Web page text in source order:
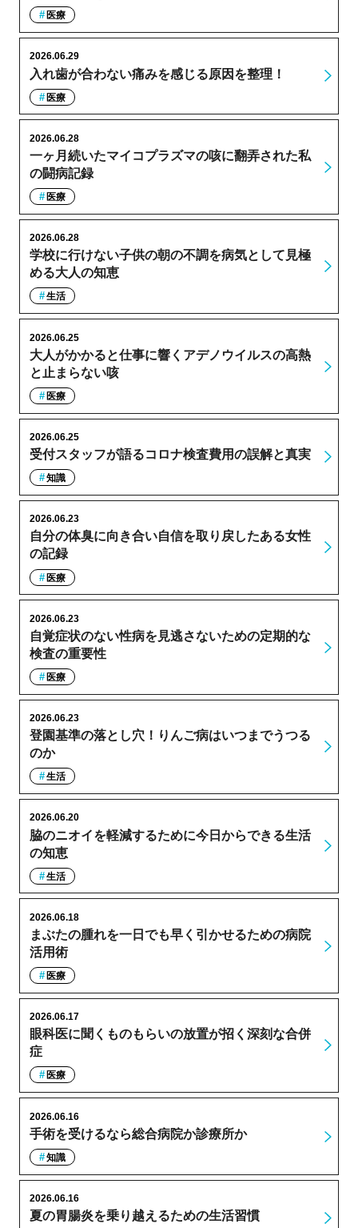
医療
入れ歯が合わない痛みを感じる原因を整理！
2026.06.29
医療
一ヶ月続いたマイコプラズマの咳に翻弄された私
の闘病記録
2026.06.28
医療
学校に行けない子供の朝の不調を病気として見極
める大人の知恵
2026.06.28
生活
大人がかかると仕事に響くアデノウイルスの高熱
と止まらない咳
2026.06.25
医療
受付スタッフが語るコロナ検査費用の誤解と真実
2026.06.25
知識
自分の体臭に向き合い自信を取り戻したある女性
の記録
2026.06.23
医療
自覚症状のない性病を見逃さないための定期的な
検査の重要性
2026.06.23
医療
登園基準の落とし穴！りんご病はいつまでうつる
のか
2026.06.23
生活
脇のニオイを軽減するために今日からできる生活
の知恵
2026.06.20
生活
まぶたの腫れを一日でも早く引かせるための病院
活用術
2026.06.18
医療
眼科医に聞くものもらいの放置が招く深刻な合併
症
2026.06.17
医療
手術を受けるなら総合病院か診療所か
2026.06.16
知識
夏の胃腸炎を乗り越えるための生活習慣
2026.06.16